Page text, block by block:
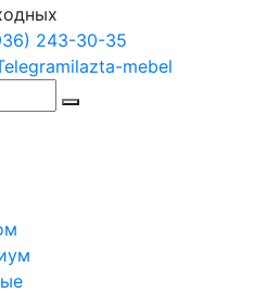
243-30-35
ilazta-mebel